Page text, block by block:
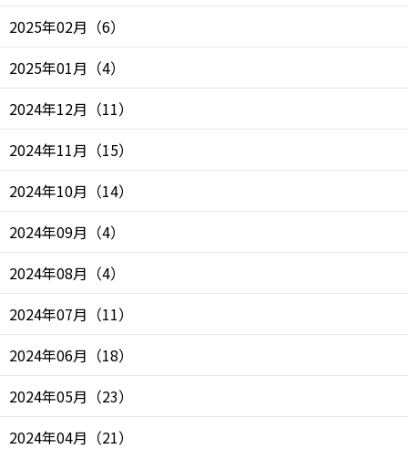
2025年02月 （6）
2025年01月 （4）
2024年12月 （11）
2024年11月 （15）
2024年10月 （14）
2024年09月 （4）
2024年08月 （4）
2024年07月 （11）
2024年06月 （18）
2024年05月 （23）
2024年04月 （21）